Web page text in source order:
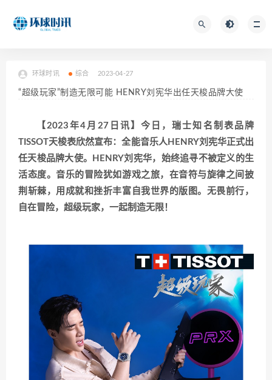
环球时讯 综合 2023-04-27
“超级玩家”制造无限可能 HENRY刘宪华出任天梭品牌大使
【2023年4月27日讯】今日，瑞士知名制表品牌
TISSOT天梭表欣然宣布：全能音乐人HENRY刘宪华正式出
任天梭品牌大使。HENRY刘宪华，始终追寻不被定义的生
活态度。音乐的冒险犹如游戏之旅，在音符与旋律之间披
荆斩棘，用成就和挫折丰富自我世界的版图。无畏前行，
自在冒险，超级玩家，一起制造无限！